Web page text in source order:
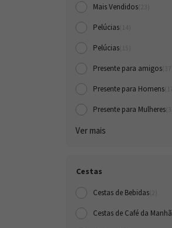
Mais Vendidos
Pelúcias
Pelúcias
Presente para amigos
Presente para Homens
Presente para Mulheres
Ver mais
Cestas
Cestas de Bebidas
Cestas de Café da Manh